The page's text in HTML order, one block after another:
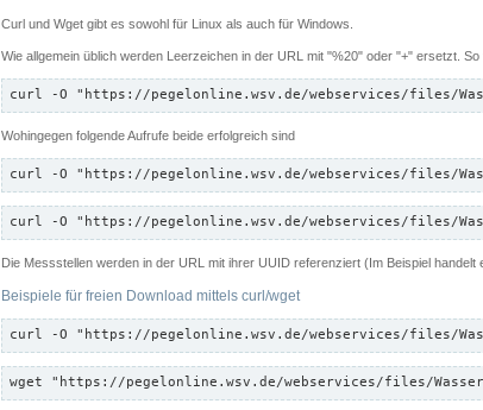
Curl und Wget gibt es sowohl für Linux als auch für Windows.
Wie allgemein üblich werden Leerzeichen in der URL mit "%20" oder "+" ersetzt.
curl -O "https://pegelonline.wsv.de/webservices/files/
Wohingegen folgende Aufrufe beide erfolgreich sind
curl -O "https://pegelonline.wsv.de/webservices/files/
curl -O "https://pegelonline.wsv.de/webservices/files/
Die Messstellen werden in der URL mit ihrer UUID referenziert (Im Beispiel
Beispiele für freien Download mittels curl/wget
curl -O "https://pegelonline.wsv.de/webservices/files/
wget "https://pegelonline.wsv.de/webservices/files/